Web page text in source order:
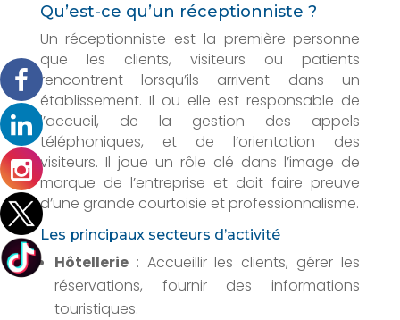
Qu’est-ce qu’un réceptionniste ?
Un réceptionniste est la première personne
que les clients, visiteurs ou patients
rencontrent lorsqu’ils arrivent dans un
établissement. Il ou elle est responsable de
l’accueil, de la gestion des appels
téléphoniques, et de l’orientation des
visiteurs. Il joue un rôle clé dans l’image de
marque de l’entreprise et doit faire preuve
d’une grande courtoisie et professionnalisme.
Les principaux secteurs d’activité
Hôtellerie: Accueillir les clients, gérer les
réservations, fournir des informations
touristiques.